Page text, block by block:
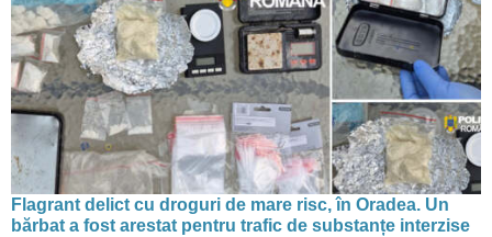
Flagrant delict cu droguri de mare risc, în Oradea. Un
bărbat a fost arestat pentru trafic de substanțe interzise